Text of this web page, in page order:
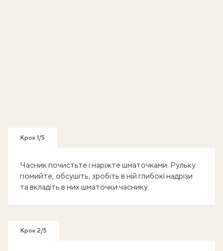
Крок 1/5
Часник почистьте і наріжте шматочками. Рульку
помийте, обсушіть, зробіть в ній глибокі надрізи
та вкладіть в них шматочки часнику.
Крок 2/5